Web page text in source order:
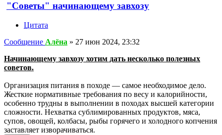
"Советы" начинающему завхозу
Цитата
Сообщение Алёна » 27 июн 2024, 23:32
Начинающему завхозу хотим дать несколько полезных
советов.
Организация питания в походе — самое необходимое дело.
Жесткие нормативные требования по весу и калорийности,
особенно трудны в выполнении в походах высшей категории
сложности. Нехватка сублимированных продуктов, мяса,
супов, овощей, колбасы, рыбы горячего и холодного копчения
заставляет изворачиваться.